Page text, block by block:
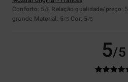
Conforto: 5 /5 Relação qualidade/preço: 5
grande Material: 5/5 Cor: 5 /5
5/5